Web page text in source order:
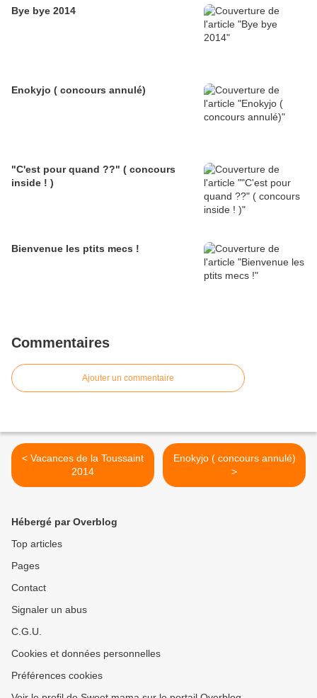
Bye bye 2014
Enokyjo ( concours annulé)
"C'est pour quand ??" ( concours
inside ! )
Bienvenue les ptits mecs !
Commentaires
Ajouter un commentaire
< Vacances de la Toussaint
2014
Enokyjo ( concours annulé)
>
Hébergé par Overblog
Top articles
Pages
Contact
Signaler un abus
C.G.U.
Cookies et données personnelles
Préférences cookies